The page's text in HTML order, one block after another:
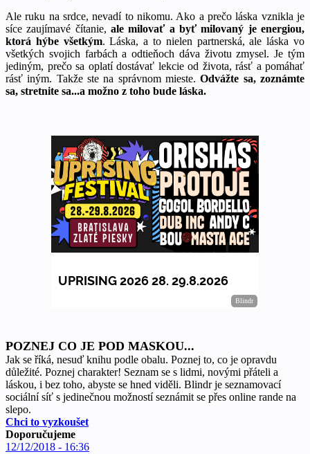
Ale ruku na srdce, nevadí to nikomu. Ako a prečo láska vznikla je
síce zaujímavé čítanie, ale milovať a byť milovaný je energiou,
ktorá hýbe všetkým. Láska, a to nielen partnerská, ale láska vo
všetkých svojich farbách a odtieňoch dáva životu zmysel. Je tým
jediným, prečo sa oplatí dostávať lekcie od života, rásť a pomáhať
rásť iným. Takže ste na správnom mieste.Odvážte sa, zoznámte
sa, stretnite sa...a možno z toho bude láska.
POZNEJ CO JE POD MASKOU...
Jak se říká, nesuď knihu podle obalu. Poznej to, co je opravdu
důležité. Poznej charakter! Seznam se s lidmi, novými přáteli a
láskou, i bez toho, abyste se hned viděli. Blindr je seznamovací
sociální síť s jedinečnou možností seznámit se přes online rande na
slepo.
Chci to vyzkoušet
Doporučujeme
12/12/2018 - 16:36